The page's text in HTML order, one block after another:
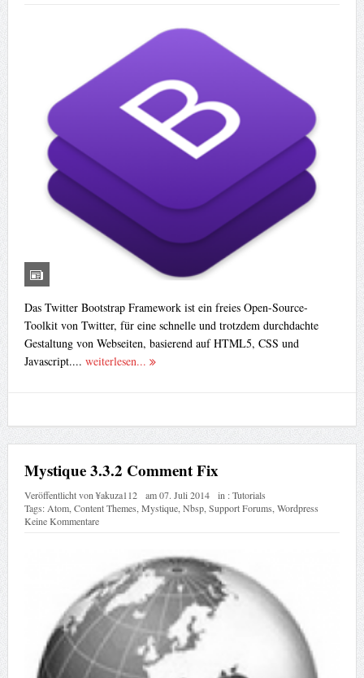
Das Twitter Bootstrap Framework ist ein freies Open-Source-
Toolkit von Twitter, für eine schnelle und trotzdem durchdachte
Gestaltung von Webseiten, basierend auf HTML5, CSS und
Javascript.... weiterlesen...
Mystique 3.3.2 Comment Fix
Veröffentlicht von¥akuza112 am07. Juli 2014 in :Tutorials
Tags: Atom, Content Themes Mystique, Nbsp, Support Forums Wordpress
Keine Kommentare